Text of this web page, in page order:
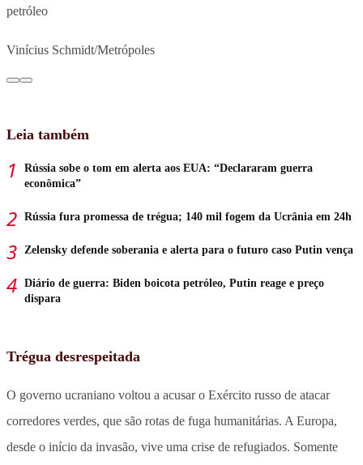
petróleo
Vinícius Schmidt/Metrópoles
Leia também
Rússia sobe o tom em alerta aos EUA: “Declararam guerra
econômica”
Rússia fura promessa de trégua; 140 mil fogem da Ucrânia em 24h
Zelensky defende soberania e alerta para o futuro caso Putin vença
Diário de guerra: Biden boicota petróleo, Putin reage e preço
dispara
Trégua desrespeitada
O governo ucraniano voltou a acusar o Exército russo de atacar
corredores verdes, que são rotas de fuga humanitárias. A Europa,
desde o início da invasão, vive uma crise de refugiados. Somente